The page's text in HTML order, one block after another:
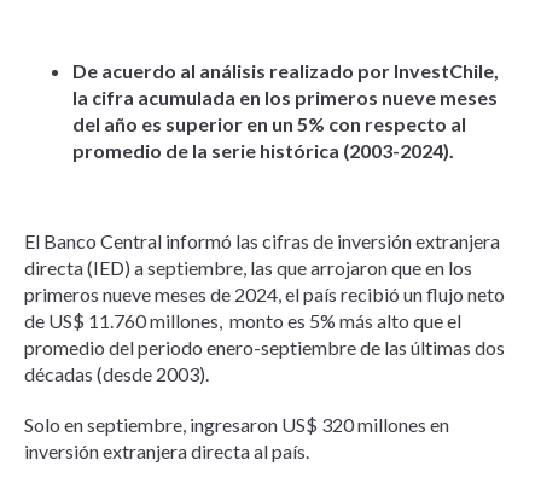
De acuerdo al análisis realizado por InvestChile,
la cifra acumulada en los primeros nueve meses
del año es superior en un 5% con respecto al
promedio de la serie histórica (2003-2024).
El Banco Central informó las cifras de inversión extranjera
directa (IED) a septiembre, las que arrojaron que en los
primeros nueve meses de 2024, el país recibió un flujo neto
de US$ 11.760 millones, monto es 5% más alto que el
promedio del periodo enero-septiembre de las últimas dos
décadas (desde 2003).
Solo en septiembre, ingresaron US$ 320 millones en
inversión extranjera directa al país.